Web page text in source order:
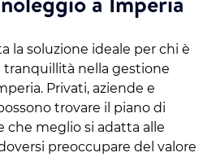
la soluzione ideale per chi è
tranquillità nella gestione
Privati, aziende e
trovare il piano di
meglio si adatta alle
preoccupare del valore